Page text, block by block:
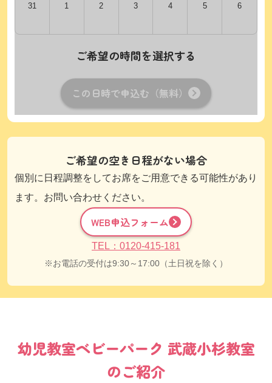
31 1 2 3 4 5 6
ご希望の時間を選択する
この日時で申込む（無料）
ご希望の空き日程がない場合
個別に日程調整をしてお席をご用意できる可能性があり
ます。お問い合わせください。
WEB申込フォーム
TEL：0120-415-181
お電話の受付は9:30～17:00（土日祝を除く）
幼児教室ベビーパーク 武蔵小杉教室
のご紹介